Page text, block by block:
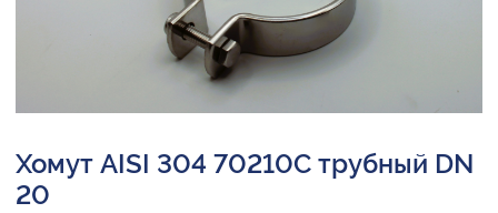
Хомут AISI 304 70210С трубный DN
20